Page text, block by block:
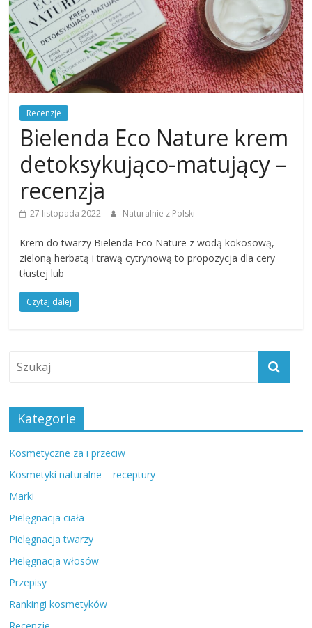
Recenzje
Bielenda Eco Nature krem
detoksykująco-matujący –
recenzja
27 listopada 2022 Naturalnie z Polski
Krem do twarzy Bielenda Eco Nature z wodą kokosową,
zieloną herbatą i trawą cytrynową to propozycja dla cery
tłustej lub
Czytaj dalej
Kategorie
Kosmetyczne za i przeciw
Kosmetyki naturalne – receptury
Marki
Pielęgnacja ciała
Pielęgnacja twarzy
Pielęgnacja włosów
Przepisy
Rankingi kosmetyków